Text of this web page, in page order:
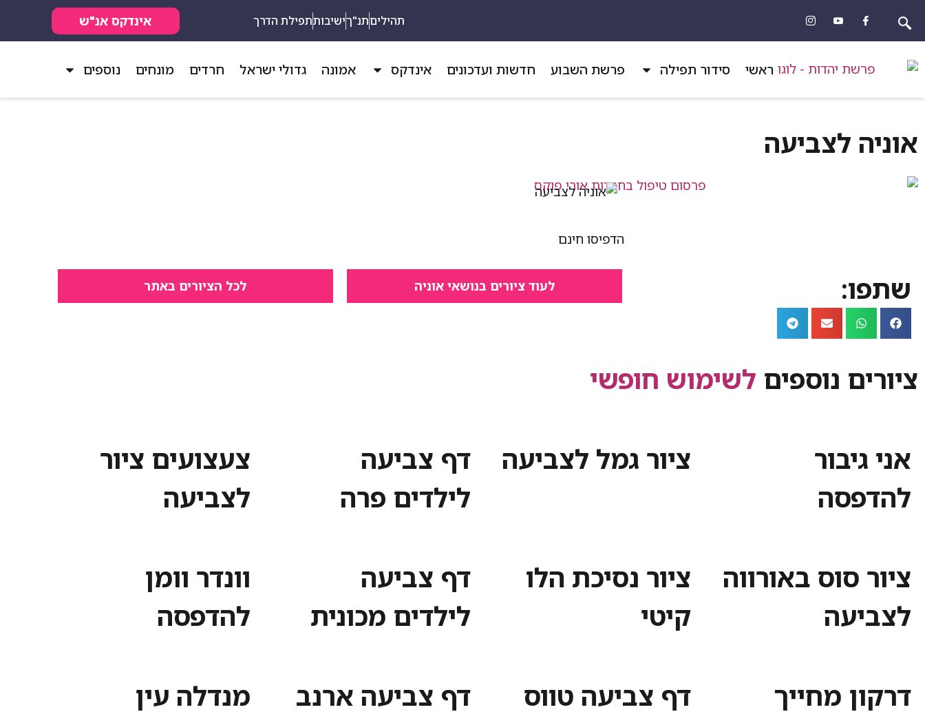
תהיליםתנ"ךישיבותתפילת הדרך אינדקס אנ"ש
ראשי סידור תפילה פרשת השבוע חדשות ועדכונים אינדקס אמונה גדולי ישראל חרדים מונחים נוספים
אוניה לצביעה
הדפיסו חינם
שתפו: לעוד ציורים בנושאי אוניה לכל הציורים באתר
ציורים נוספים לשימוש חופשי
אני גיבור
להדפסה
ציור גמל לצביעה
דף צביעה
לילדים פרה
צעצועים ציור
לצביעה
ציור סוס באורווה
לצביעה
ציור נסיכת הלו
קיטי
דף צביעה
לילדים מכונית
וונדר וומן
להדפסה
דרקון מחייך
דף צביעה טווס דף צביעה ארנב
מנדלה עין